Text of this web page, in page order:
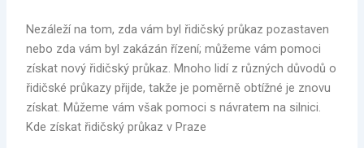
Nezáleží na tom, zda vám byl řidičský průkaz pozastaven
nebo zda vám byl zakázán řízení; můžeme vám pomoci
získat nový řidičský průkaz. Mnoho lidí z různých důvodů o
řidičské průkazy přijde, takže je poměrně obtížné je znovu
získat. Můžeme vám však pomoci s návratem na silnici.
Kde získat řidičský průkaz v Praze